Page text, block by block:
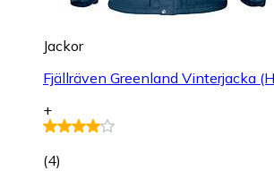
Jackor
Fjällräven Greenland Vinterjacka
+
(4)